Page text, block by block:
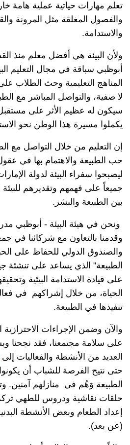
تعلم مهارات حياتية عملية هامة
والفصول المغلقة مثل المرونة
والاستدامة.
ولأن البيئة هي أفضل معلم منذ
أبوظبي سباقة في مجال التعليم
المناهج التعليمية وحث الطلاب
لا صفية، والتواصل المباشر مع
سيكون له عظيم الأثر على
يكملوا مسيرة هذا الوطن نحو
إن التعليم من خلال التواصل مع
حب الطبيعة والاهتمام بها في
ليصبحوا سفراء البيئة لدولة
جميعاً على فهمهم وتقديرهم للبيئة
بين الطبيعة والبشر.
ونحن في هيئة البيئة - أبوظبي
وقدمنا بالتعاون مع شركائنا في
والصندوق الدولي للحفاظ على
الطبيعة" الذي يساعد على تنشئة
على قيادة الاستدامة البيئية
الحياة، من خلال إشراكهم في
تنفيذها في الطبيعة.
والآن وضمن الإجراءات الاحترازية
على سلامة مجتمعنا، فقد نجحنا
العديد من الأنشطة والفعاليات إلى
حتى نتيح الفرصة للشباب أن
الطبيعة وَهُم في منازلهم آمنين.
حلقات نقاشية ودروس للطهي تركز
إعداد الطعام وبعض الأنشطة
(عن بعد).